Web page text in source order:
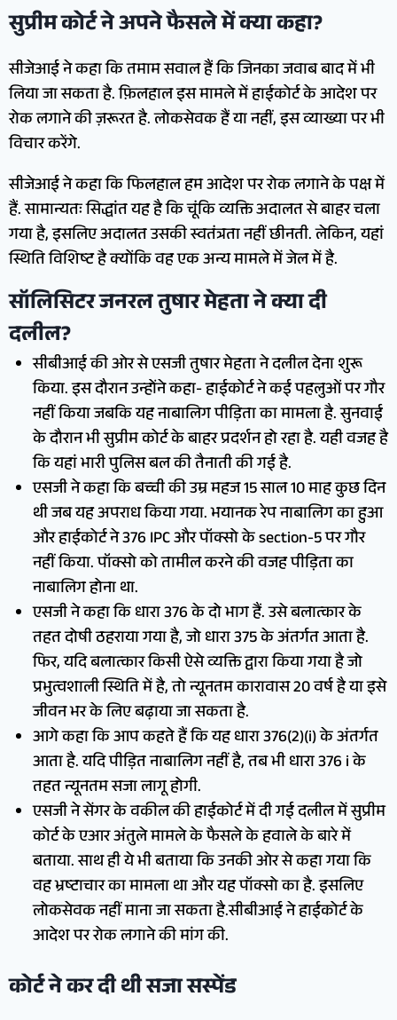
सुप्रीम कोर्ट ने अपने फैसले में क्या कहा?
सीजेआई ने कहा कि तमाम सवाल हैं कि जिनका जवाब बाद में भी
लिया जा सकता है. फ़िलहाल इस मामले में हाईकोर्ट के आदेश पर
रोक लगाने की ज़रूरत है. लोकसेवक हैं या नहीं, इस व्याख्या पर भी
विचार करेंगे.
सीजेआई ने कहा कि फिलहाल हम आदेश पर रोक लगाने के पक्ष में
हैं. सामान्यतः सिद्धांत यह है कि चूंकि व्यक्ति अदालत से बाहर चला
गया है, इसलिए अदालत उसकी स्वतंत्रता नहीं छीनती. लेकिन, यहां
स्थिति विशिष्ट है क्योंकि वह एक अन्य मामले में जेल में है.
सॉलिसिटर जनरल तुषार मेहता ने क्या दी
दलील?
सीबीआई की ओर से एसजी तुषार मेहता ने दलील देना शुरू
किया. इस दौरान उन्होंने कहा- हाईकोर्ट ने कई पहलुओं पर गौर
नहीं किया जबकि यह नाबालिग पीड़िता का मामला है. सुनवाई
के दौरान भी सुप्रीम कोर्ट के बाहर प्रदर्शन हो रहा है. यही वजह है
कि यहां भारी पुलिस बल की तैनाती की गई है.
एसजी ने कहा कि बच्ची की उम्र महज 15 साल 10 माह कुछ दिन
थी जब यह अपराध किया गया. भयानक रेप नाबालिग का हुआ
और हाईकोर्ट ने 376 IPC और पॉक्सो के section-5 पर गौर
नहीं किया. पॉक्सो को तामील करने की वजह पीड़िता का
नाबालिग होना था.
एसजी ने कहा कि धारा 376 के दो भाग हैं. उसे बलात्कार के
तहत दोषी ठहराया गया है, जो धारा 375 के अंतर्गत आता है.
फिर, यदि बलात्कार किसी ऐसे व्यक्ति द्वारा किया गया है जो
प्रभुत्वशाली स्थिति में है, तो न्यूनतम कारावास 20 वर्ष है या इसे
जीवन भर के लिए बढ़ाया जा सकता है.
आगे कहा कि आप कहते हैं कि यह धारा 376(2)(i) के अंतर्गत
आता है. यदि पीड़ित नाबालिग नहीं है, तब भी धारा 376 i के
तहत न्यूनतम सजा लागू होगी.
एसजी ने सेंगर के वकील की हाईकोर्ट में दी गई दलील में सुप्रीम
कोर्ट के एआर अंतुले मामले के फैसले के हवाले के बारे में
बताया. साथ ही ये भी बताया कि उनकी ओर से कहा गया कि
वह भ्रष्टाचार का मामला था और यह पॉक्सो का है. इसलिए
लोकसेवक नहीं माना जा सकता है.सीबीआई ने हाईकोर्ट के
आदेश पर रोक लगाने की मांग की.
कोर्ट ने कर दी थी सजा सस्पेंड